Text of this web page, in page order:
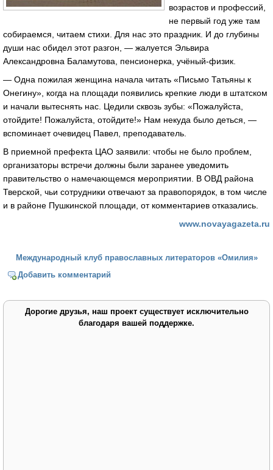
возрастов и профессий,
не первый год уже там
собираемся, читаем стихи. Для нас это праздник. И до глубины
души нас обидел этот разгон, — жалуется Эльвира
Александровна Баламутова, пенсионерка, учёный-физик.
— Одна пожилая женщина начала читать «Письмо Татьяны к
Онегину», когда на площади появились крепкие люди в штатском
и начали вытеснять нас. Цедили сквозь зубы: «Пожалуйста,
отойдите! Пожалуйста, отойдите!» Нам некуда было деться, —
вспоминает очевидец Павел, преподаватель.
В приемной префекта ЦАО заявили: чтобы не было проблем,
организаторы встречи должны были заранее уведомить
правительство о намечающемся мероприятии. В ОВД района
Тверской, чьи сотрудники отвечают за правопорядок, в том числе
и в районе Пушкинской площади, от комментариев отказались.
www.novayagazeta.ru
Международный клуб православных литераторов «Омилия»
Добавить комментарий
Дорогие друзья, наш проект существует исключительно
благодаря вашей поддержке.